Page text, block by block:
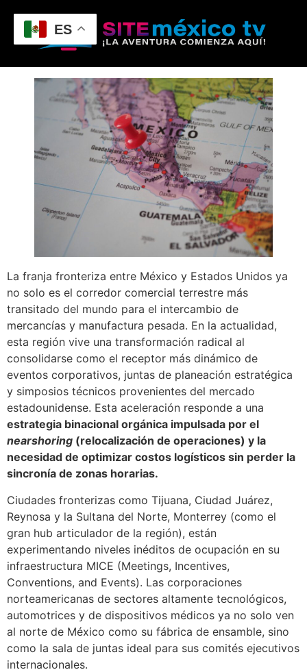
La franja fronteriza entre México y Estados Unidos ya
no solo es el corredor comercial terrestre más
transitado del mundo para el intercambio de
mercancías y manufactura pesada. En la actualidad,
esta región vive una transformación radical al
consolidarse como el receptor más dinámico de
eventos corporativos, juntas de planeación estratégica
y simposios técnicos provenientes del mercado
estadounidense. Esta aceleración responde a una
estrategia binacional orgánica impulsada por el
nearshoring (relocalización de operaciones) y la
necesidad de optimizar costos logísticos sin perder la
sincronía de zonas horarias.
Ciudades fronterizas como Tijuana, Ciudad Juárez,
Reynosa y la Sultana del Norte, Monterrey (como el
gran hub articulador de la región), están
experimentando niveles inéditos de ocupación en su
infraestructura MICE (Meetings, Incentives,
Conventions, and Events). Las corporaciones
norteamericanas de sectores altamente tecnológicos,
automotrices y de dispositivos médicos ya no solo ven
al norte de México como su fábrica de ensamble, sino
como la sala de juntas ideal para sus comités ejecutivos
internacionales.
ES